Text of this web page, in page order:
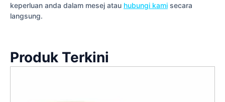
keperluan anda dalam mesej atau hubungi kami secara
langsung.
Produk Terkini